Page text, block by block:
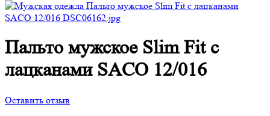
Пальто мужское Slim Fit с
лацканами SACO 12/016
Оставить отзыв